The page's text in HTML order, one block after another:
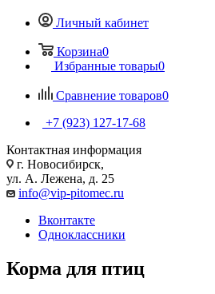
Личный кабинет
Корзина0
Избранные товары0
Сравнение товаров0
+7 (923) 127-17-68
Контактная информация
г. Новосибирск,
ул. А. Лежена, д. 25
info@vip-pitomec.ru
Вконтакте
Одноклассники
Корма для птиц